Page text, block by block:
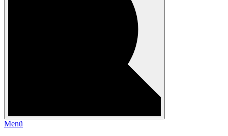
Menü